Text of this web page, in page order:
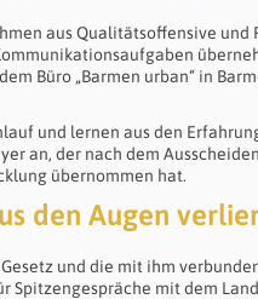
aus Qualitätsoffensive und
Büro „Barmen urban“ in
und lernen aus den
an, der nach dem
übernommen hat.
den Augen
und die mit ihm
Spitzengespräche mit dem